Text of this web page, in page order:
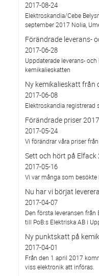
2017-08-24
Elektroskandia/Cebe
september 2017 Nolia,
Förändrade leverans-
2017-06-28
Uppdaterade leverans-
kemikalieskatten
Ny kemikalieskatt från
2017-06-08
Elektroskandia registrerad
Förändrade priser
2017-05-24
Vi förändrar våra priser
Sett och hört på Elfack
2017-05-16
Vi var många som besökte
Nu har vi börjat
2017-04-07
Den första leveransen
till PoB:s Elektriska AB i
Ny punktskatt på
2017-04-01
Från den 1 april 2017
viss elektronik att införas.